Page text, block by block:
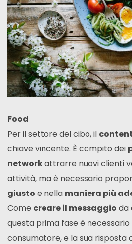
Food
Per il settore del cibo, il
chiave vincente. È compito dei
networkattrarre nuovi clienti
attività, ma è necessario
giusto e nella maniera più
Come creare il messaggio da
questa prima fase è
consumatore, e la sua risposta